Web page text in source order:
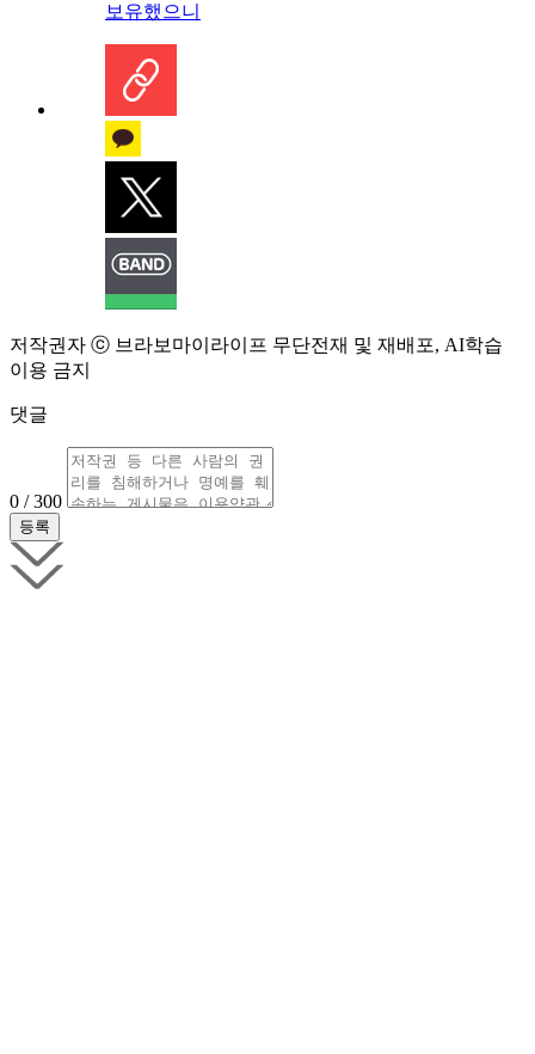
보유했으니
저작권자 ⓒ 브라보마이라이프 무단전재 및 재배포, AI학습
이용 금지
댓글
0 / 300